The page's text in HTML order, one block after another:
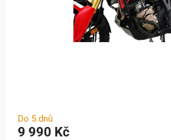
Do 5 dnů
9 990 Kč